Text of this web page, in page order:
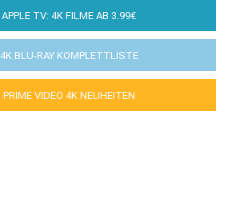
APPLE TV: 4K FILME AB 3.99€
4K BLU-RAY KOMPLETTLISTE
PRIME VIDEO 4K NEUHEITEN